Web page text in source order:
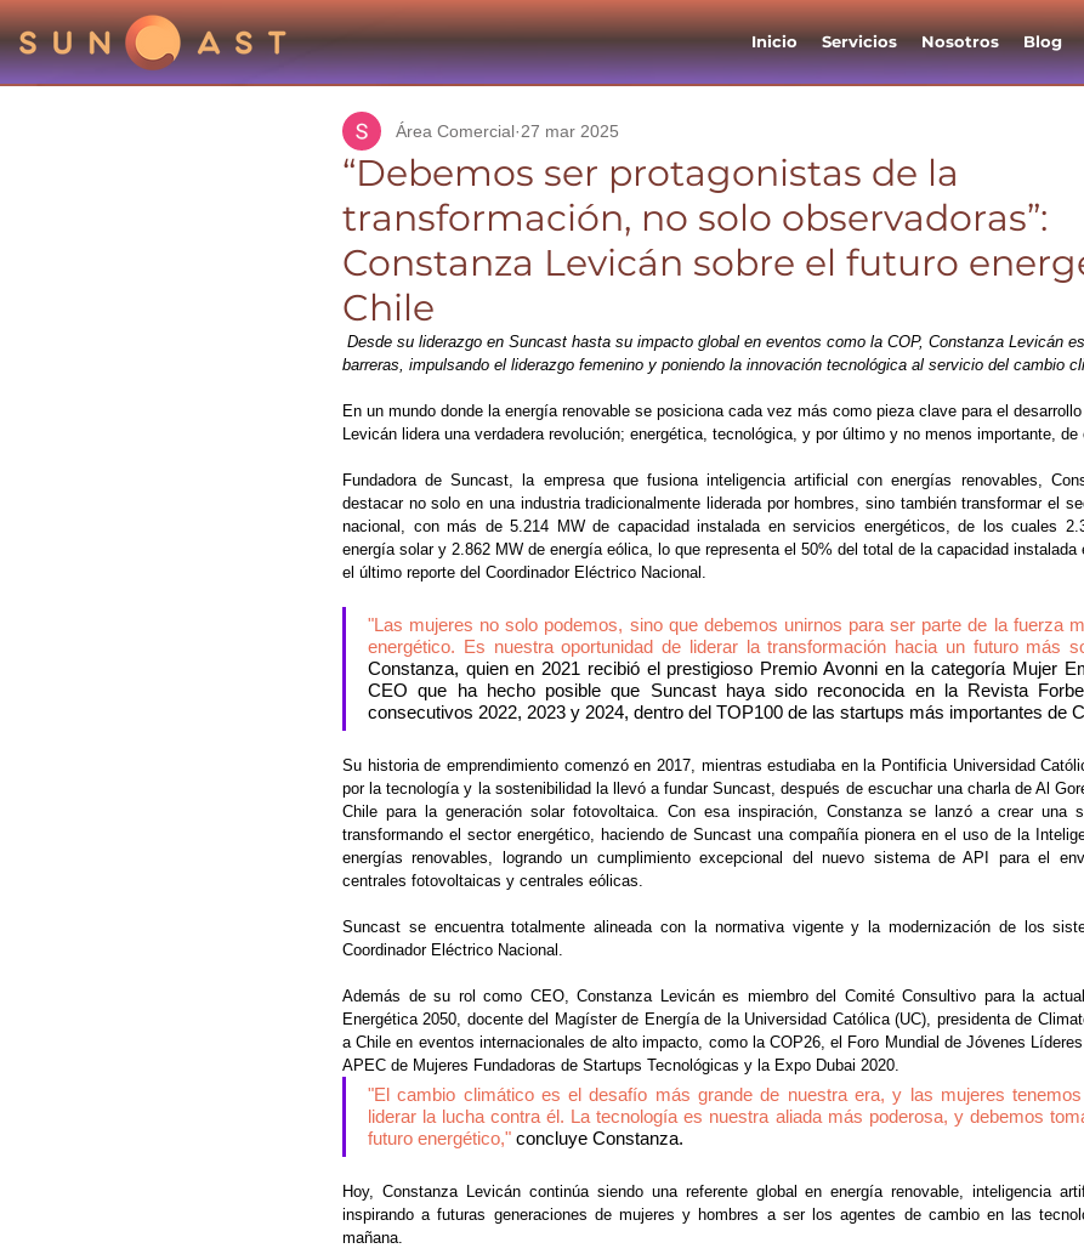
Inicio Servicios Nosotros Blog
“Debemos ser protagonistas de la
transformación, no solo observadoras”:
Constanza Levicán sobre el futuro
Chile
Área Comercial 27 mar 2025
Desde su liderazgo en Suncast hasta su impacto global en eventos como la COP, Constanza Levicán
barreras, impulsando el liderazgo femenino y poniendo la innovación tecnológica al servicio del cambio
En un mundo donde la energía renovable se posiciona cada vez más como pieza clave para el
Levicán lidera una verdadera revolución; energética, tecnológica, y por último y no menos importante, de
Fundadora de Suncast, la empresa que fusiona inteligencia artificial con energías renovables,
destacar no solo en una industria tradicionalmente liderada por hombres, sino también transformar el
nacional, con más de 5.214 MW de capacidad instalada en servicios energéticos, de los cuales
energía solar y 2.862 MW de energía eólica, lo que representa el 50% del total de la capacidad instalada
el último reporte del Coordinador Eléctrico Nacional.
"Las mujeres no solo podemos, sino que debemos unirnos para ser parte de la fuerza
energético. Es nuestra oportunidad de liderar la transformación hacia un futuro más
Constanza, quien en 2021 recibió el prestigioso Premio Avonni en la categoría Mujer
CEO que ha hecho posible que Suncast haya sido reconocida en la Revista
consecutivos 2022, 2023 y 2024, dentro del TOP100 de las startups más importantes de
Su historia de emprendimiento comenzó en 2017, mientras estudiaba en la Pontificia Universidad
por la tecnología y la sostenibilidad la llevó a fundar Suncast, después de escuchar una charla de Al
Chile para la generación solar fotovoltaica. Con esa inspiración, Constanza se lanzó a crear una
transformando el sector energético, haciendo de Suncast una compañía pionera en el uso de la
energías renovables, logrando un cumplimiento excepcional del nuevo sistema de API para el
centrales fotovoltaicas y centrales eólicas.
Suncast se encuentra totalmente alineada con la normativa vigente y la modernización de los
Coordinador Eléctrico Nacional.
Además de su rol como CEO, Constanza Levicán es miembro del Comité Consultivo para la
Energética 2050, docente del Magíster de Energía de la Universidad Católica (UC), presidenta de
a Chile en eventos internacionales de alto impacto, como la COP26, el Foro Mundial de Jóvenes
APEC de Mujeres Fundadoras de Startups Tecnológicas y la Expo Dubai 2020.
"El cambio climático es el desafío más grande de nuestra era, y las mujeres
liderar la lucha contra él. La tecnología es nuestra aliada más poderosa, y debemos
futuro energético," concluye Constanza.
Hoy, Constanza Levicán continúa siendo una referente global en energía renovable, inteligencia
inspirando a futuras generaciones de mujeres y hombres a ser los agentes de cambio en las
mañana.